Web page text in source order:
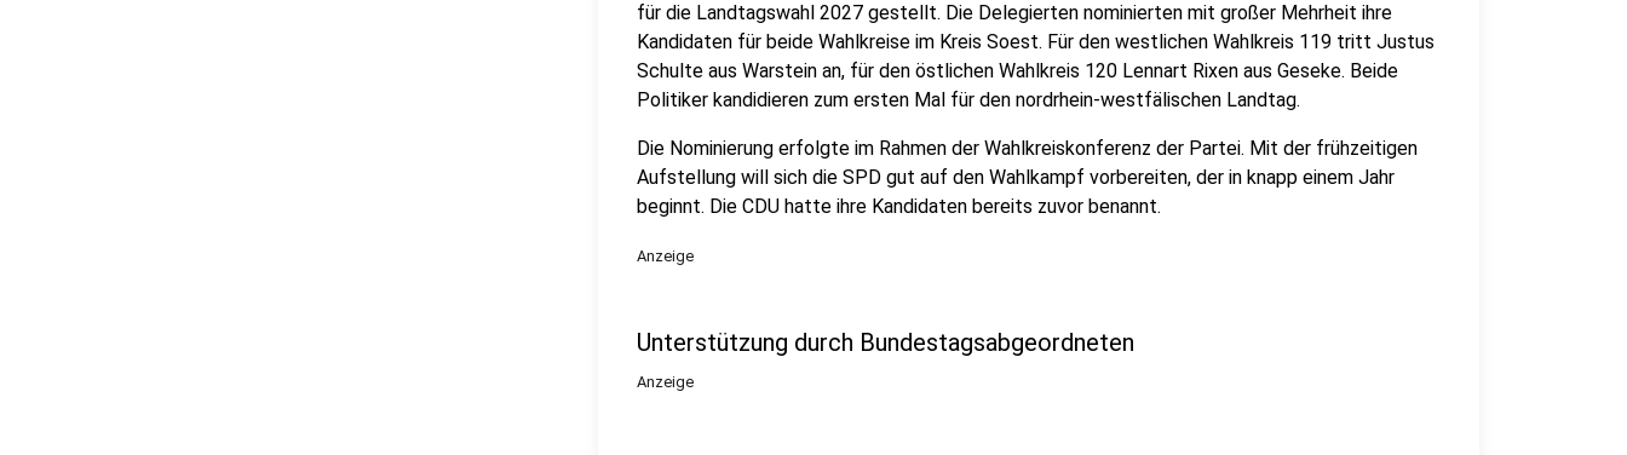
für die Landtagswahl 2027 gestellt. Die Delegierten nominierten mit großer Mehrheit ihre
Kandidaten für beide Wahlkreise im Kreis Soest. Für den westlichen Wahlkreis 119 tritt Justus
Schulte aus Warstein an, für den östlichen Wahlkreis 120 Lennart Rixen aus Geseke. Beide
Politiker kandidieren zum ersten Mal für den nordrhein-westfälischen Landtag.
Die Nominierung erfolgte im Rahmen der Wahlkreiskonferenz der Partei. Mit der frühzeitigen
Aufstellung will sich die SPD gut auf den Wahlkampf vorbereiten, der in knapp einem Jahr
beginnt. Die CDU hatte ihre Kandidaten bereits zuvor benannt.
Anzeige
Unterstützung durch Bundestagsabgeordneten
Anzeige